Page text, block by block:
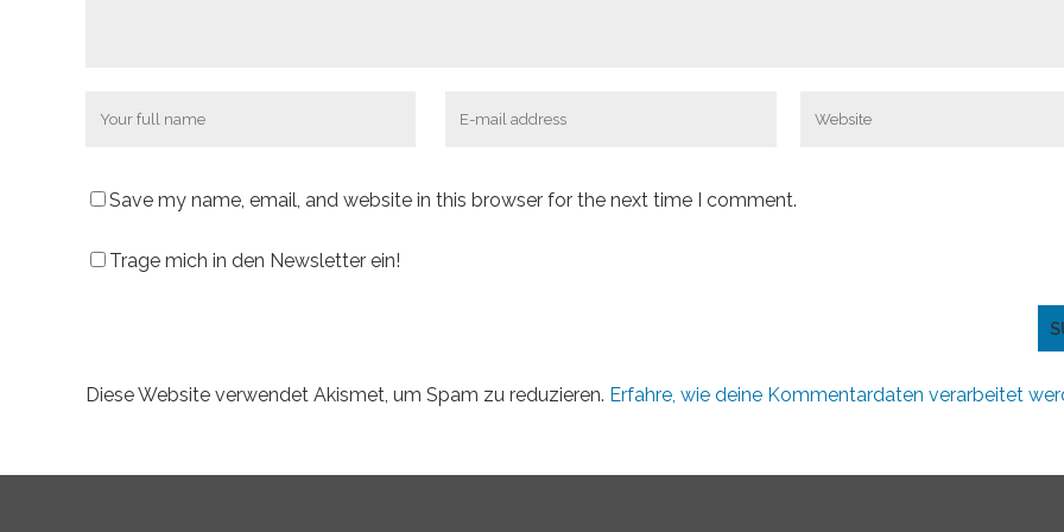
Save my name, email, and website in this browser for the next time I comment.
Trage mich in den Newsletter ein!
Diese Website verwendet Akismet, um Spam zu reduzieren. Erfahre, wie deine Kommentardaten verarbeitet